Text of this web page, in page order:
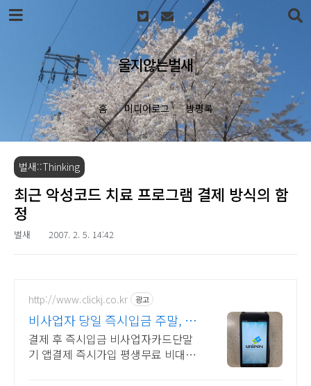
본문 바로가기
울지않는벌새
홈 미디어로그 방명록
벌새::Thinking
최근 악성코드 치료 프로그램 결제 방식의 함
정
벌새 2007. 2. 5. 14:42
http://www.clickj.co.kr 광고
비사업자 당일 즉시입금 주말, 공
휴일도 당일즉시입금
결제 후 즉시입금 비사업자카드단말
기 앱결제 즉시가입 평생무료 비대면